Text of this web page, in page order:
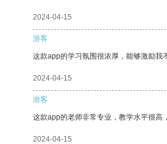
2024-04-15
游客
这款app的学习氛围很浓厚，能够激励我
2024-04-15
游客
这款app的老师非常专业，教学水平很高
2024-04-15